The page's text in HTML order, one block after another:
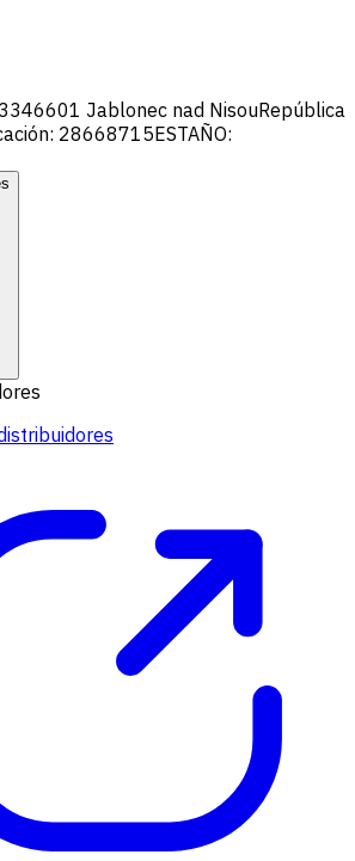
46601 Jablonec nad NisouRepública
28668715ESTAÑO: